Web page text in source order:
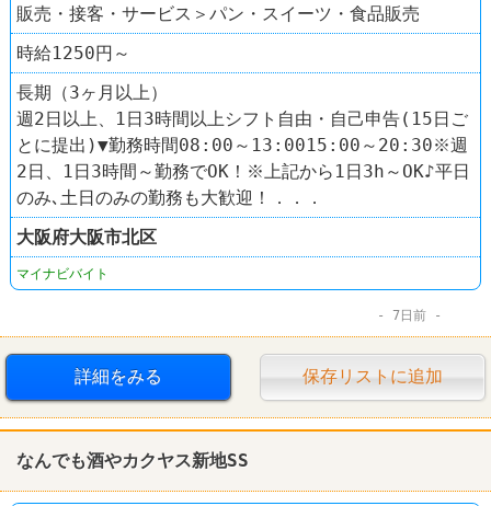
販売・接客・サービス＞パン・スイーツ・食品販売
時給1250円～
長期（3ヶ月以上）
週2日以上、1日3時間以上シフト自由・自己申告(15日ご
とに提出)▼勤務時間08:00～13:0015:00～20:30※週
2日、1日3時間～勤務でOK！※上記から1日3h～OK♪平日
のみ､土日のみの勤務も大歓迎！．．．
大阪府大阪市北区
マイナビバイト
7日前
詳細をみる 保存リストに追加
なんでも酒やカクヤス新地SS